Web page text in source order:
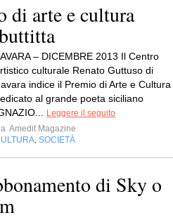
di arte e cultura
– DICEMBRE 2013 Il Centro
culturale Renato Guttuso di
indice il Premio di Arte e Cultura
al grande poeta siciliano
Leggere il seguito
Amedit Magazine
SOCIETÀ
di Sky o